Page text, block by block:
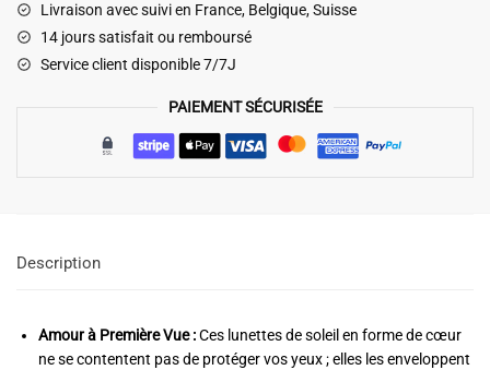
Bebe
Livraison avec suivi en France, Belgique, Suisse
14 jours satisfait ou remboursé
Service client disponible 7/7J
PAIEMENT SÉCURISÉE
Description
Amour à Première Vue :Ces lunettes de soleil en forme de cœur
ne se contentent pas de protéger vos yeux ; elles les enveloppent